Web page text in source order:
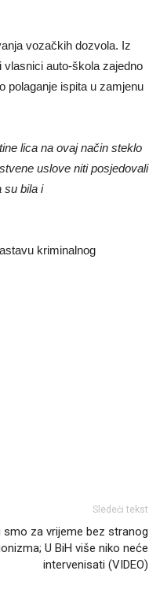
vozačkih dozvola. Iz
auto-škola zajedno
polaganje ispita u zamjenu
lica na ovaj način steklo
uslove niti posjedovali
su bila i
kriminalnog
Sledeći tekst
smo za vrijeme bez stranog
U BiH više niko neće
intervenisati (VIDEO)